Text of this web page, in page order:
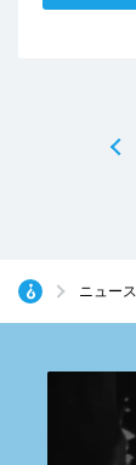
ニュース